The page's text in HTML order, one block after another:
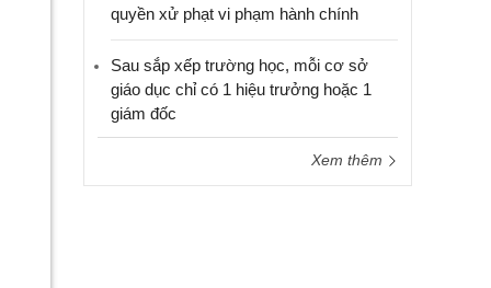
quyền xử phạt vi phạm hành chính
Sau sắp xếp trường học, mỗi cơ sở
giáo dục chỉ có 1 hiệu trưởng hoặc 1
giám đốc
Xem thêm